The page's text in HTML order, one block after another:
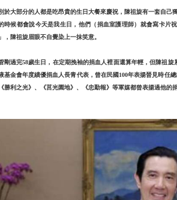
於大部分的人都是吃昂貴的生日大餐來慶祝，陳祖旋有一套自
時候都會說今天是我生日，他們（捐血室護理師）就會寫卡片
，陳祖旋眉眼不自覺染上一抹笑意。
剛過完58歲生日，在定期挽袖的捐血人裡面還算年輕，但陳祖
基金會年度績優捐血人長青代表，曾在民國100年表揚晉見時任
勝利之光》、《莒光園地》、《忠勤報》等軍媒都曾表揚過他的